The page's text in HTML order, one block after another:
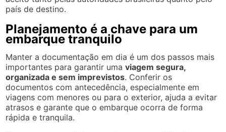
país de destino.
Planejamento é a chave para um
embarque tranquilo
Manter a documentação em dia é um dos passos mais
importantes para garantir umaviagem segura,
organizada e sem imprevistos. Conferir os
documentos com antecedência, especialmente em
viagens com menores ou para o exterior, ajuda a evitar
atrasos e garante que o embarque ocorra de forma
rápida e tranquila.